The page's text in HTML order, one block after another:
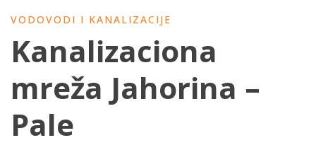
VODOVODI I KANALIZACIJE
Kanalizaciona
mreža Jahorina –
Pale